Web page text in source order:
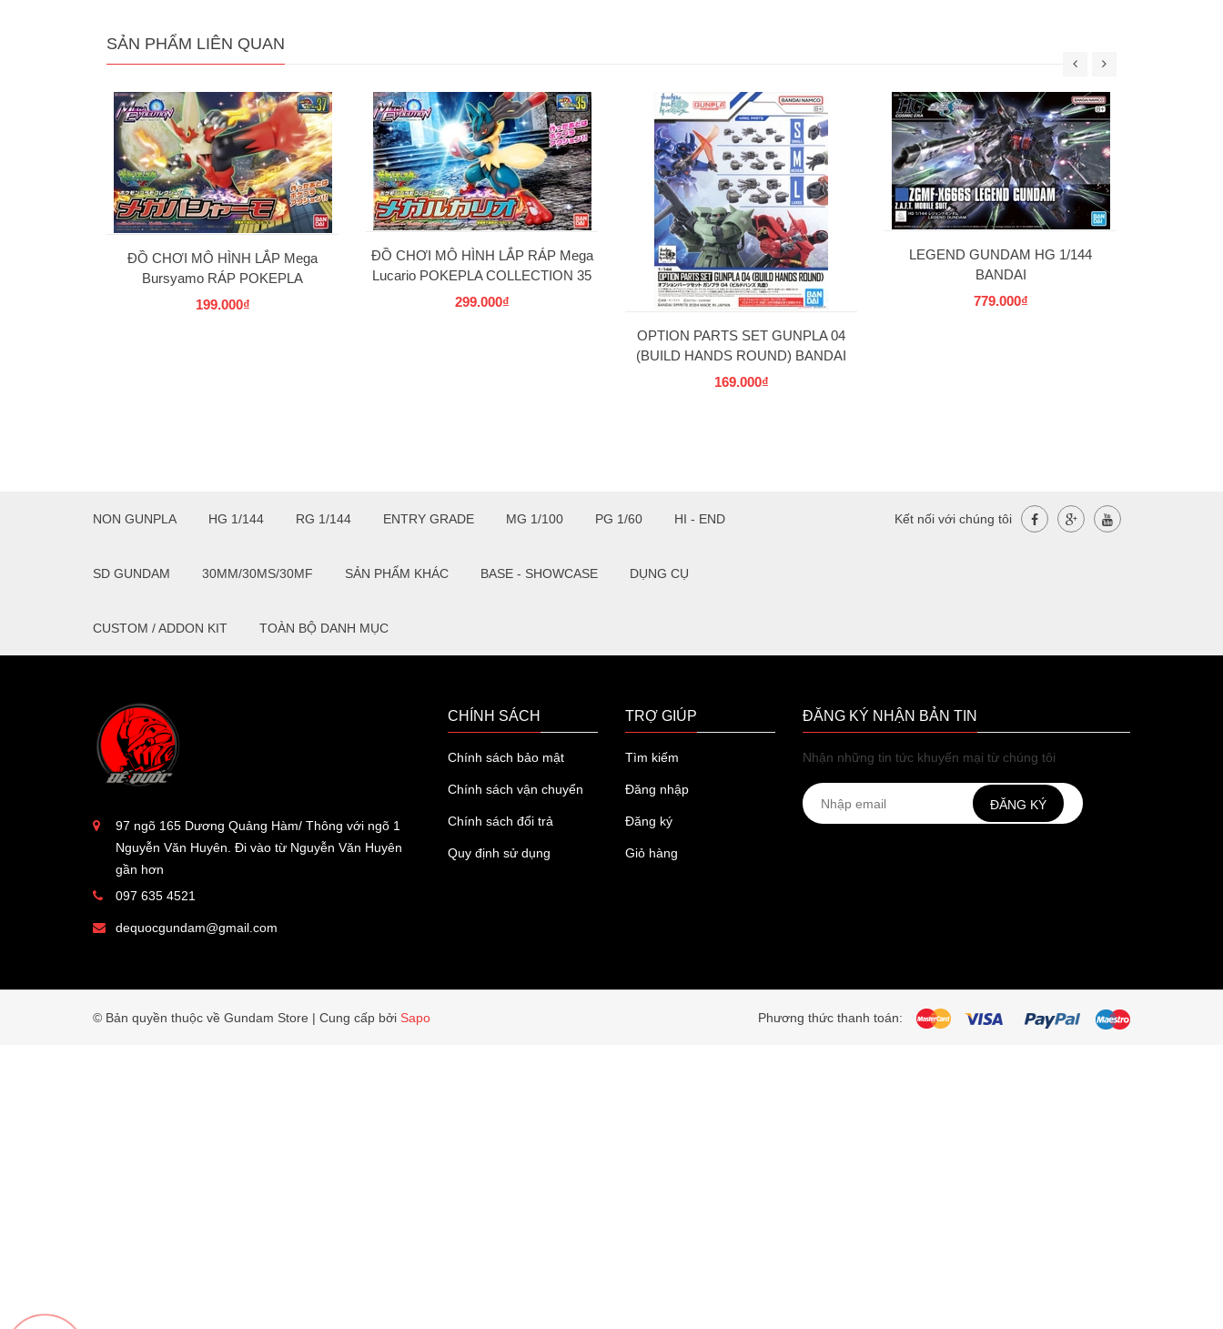
SẢN PHẨM LIÊN QUAN
ĐỒ CHƠI MÔ HÌNH LẮP Mega
Bursyamo RÁP POKEPLA
COLLECTION 37 SELECT SERIES
199.000₫
ĐỒ CHƠI MÔ HÌNH LẮP RÁP Mega
Lucario POKEPLA COLLECTION 35
SELECT SERIES BANDAI
299.000₫
OPTION PARTS SET GUNPLA 04
(BUILD HANDS ROUND) BANDAI
169.000₫
LEGEND GUNDAM HG 1/144
BANDAI
779.000₫
NON GUNPLA HG 1/144 RG 1/144 ENTRY GRADE MG 1/100 PG 1/60 HI - END
SD GUNDAM 30MM/30MS/30MF SẢN PHẨM KHÁC BASE - SHOWCASE DỤNG CỤ
CUSTOM / ADDON KIT TOÀN BỘ DANH MỤC
Kết nối với chúng tôi
97 ngõ 165 Dương Quảng Hàm/ Thông với ngõ 1
Nguyễn Văn Huyên. Đi vào từ Nguyễn Văn Huyên
gần hơn
097 635 4521
dequocgundam@gmail.com
CHÍNH SÁCH
Chính sách bảo mật
Chính sách vận chuyển
Chính sách đổi trả
Quy định sử dụng
TRỢ GIÚP
Tìm kiếm
Đăng nhập
Đăng ký
Giỏ hàng
ĐĂNG KÝ NHẬN BẢN TIN
Nhận những tin tức khuyến mại từ chúng tôi
ĐĂNG KÝ
© Bản quyền thuộc về Gundam Store | Cung cấp bởi Sapo Phương thức thanh toán: